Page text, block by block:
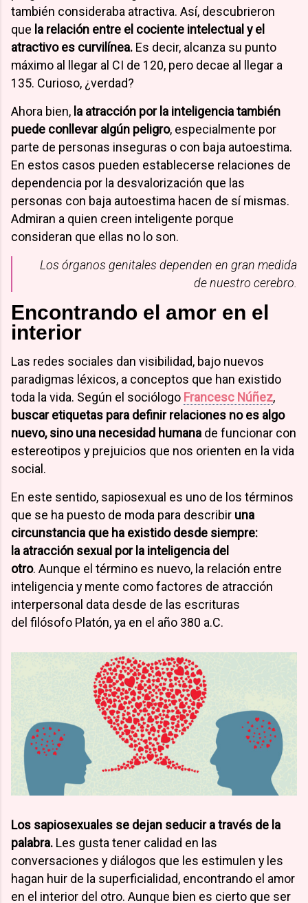
también consideraba atractiva. Así, descubrieron
que la relación entre el cociente intelectual y el
atractivo es curvilínea. Es decir, alcanza su punto
máximo al llegar al CI de 120, pero decae al llegar a
135. Curioso, ¿verdad?
Ahora bien, la atracción por la inteligencia también
puede conllevar algún peligro, especialmente por
parte de personas inseguras o con baja autoestima.
En estos casos pueden establecerse relaciones de
dependencia por la desvalorización que las
personas con baja autoestima hacen de sí mismas.
Admiran a quien creen inteligente porque
consideran que ellas no lo son.
Los órganos genitales dependen en gran medida
de nuestro cerebro.
Encontrando el amor en el
interior
Las redes sociales dan visibilidad, bajo nuevos
paradigmas léxicos, a conceptos que han existido
toda la vida. Según el sociólogo Francesc Núñez,
buscar etiquetas para definir relaciones no es algo
nuevo, sino una necesidad humana de funcionar con
estereotipos y prejuicios que nos orienten en la vida
social.
En este sentido, sapiosexual es uno de los términos
que se ha puesto de moda para describir una
circunstancia que ha existido desde siempre:
la atracción sexual por la inteligencia del
otro. Aunque el término es nuevo, la relación entre
inteligencia y mente como factores de atracción
interpersonal data desde de las escrituras
del filósofo Platón, ya en el año 380 a.C.
Los sapiosexuales se dejan seducir a través de la
palabra. Les gusta tener calidad en las
conversaciones y diálogos que les estimulen y les
hagan huir de la superficialidad, encontrando el amor
en el interior del otro. Aunque bien es cierto que ser